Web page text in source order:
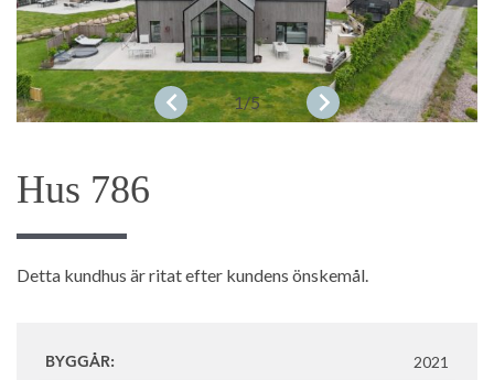
1/5
Hus 786
Detta kundhus är ritat efter kundens önskemål.
BYGGÅR: 2021